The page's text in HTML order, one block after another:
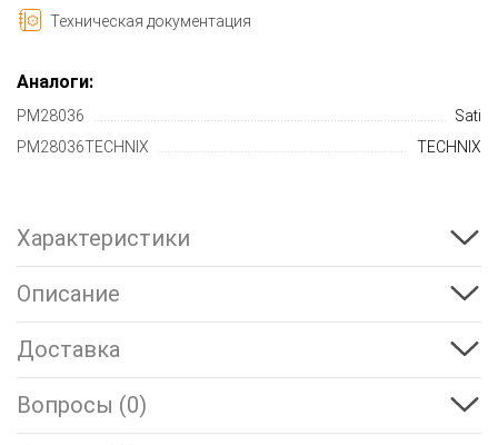
Техническая документация
Аналоги:
PM28036
Sati
PM28036TECHNIX
TECHNIX
Характеристики
Описание
Доставка
Вопросы (0)